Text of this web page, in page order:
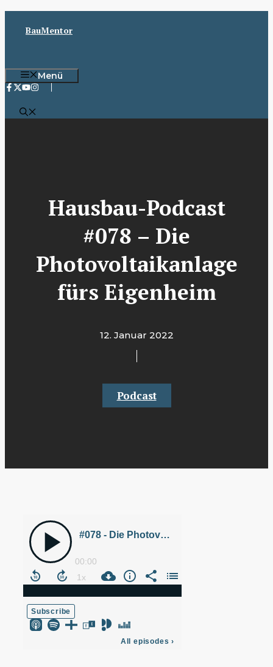
InhaltBauMentor
Menü
Hausbau-Podcast
#078 – Die
Photovoltaikanlage
fürs Eigenheim
12. Januar 2022
Podcast